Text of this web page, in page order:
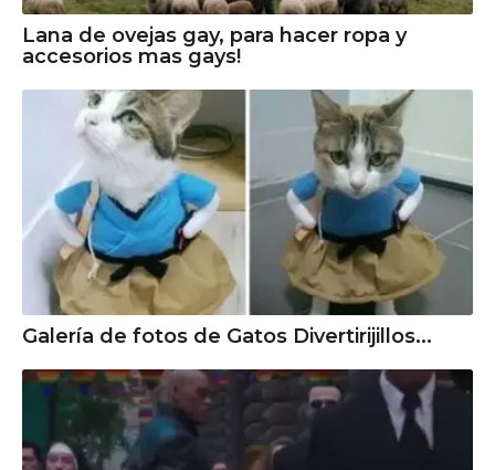
Lana de ovejas gay, para hacer ropa y
accesorios mas gays!
Galería de fotos de Gatos Divertirijillos...